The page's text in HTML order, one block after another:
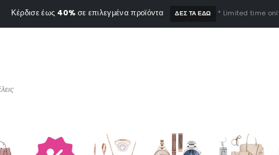
Κέρδισε έως 40% σε επιλεγμένα προϊόντα ΔΕΣ ΤΑ ΕΔΩ * Limited time